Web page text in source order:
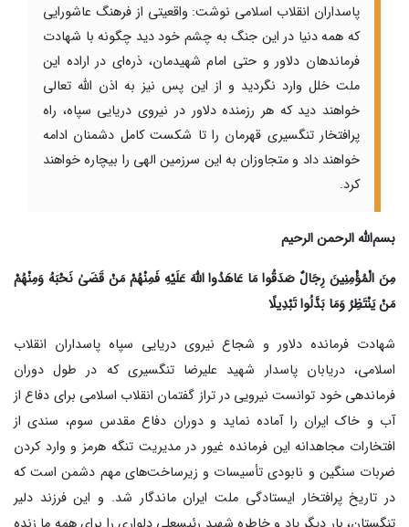
پاسداران انقلاب اسلامی نوشت: واقعیتی از فرهنگ عاشورایی
که همه دنیا در این جنگ به چشم خود دید چگونه با شهادت
فرماندهان دلاور و حتی امام شهیدمان، ذره‌ای در اراده این
ملت خلل وارد نگردید و از این پس نیز به اذن الله تعالی
خواهند دید که هر رزمنده دلاور در نیروی دریایی سپاه، راه
پرافتخار تنگسیری قهرمان را تا شکست کامل دشمنان ادامه
خواهند داد و متجاوزان به این سرزمین الهی را بیچاره خواهند
کرد.
بسم‌الله الرحمن الرحیم
مِنَ الْمُؤْمِنِینَ رِجَالٌ صَدَقُوا مَا عَاهَدُوا اللَّهَ عَلَیْهِ فَمِنْهُمْ مَنْ قَضَىٰ نَحْبَهُ وَمِنْهُمْ
مَنْ یَنْتَظِرُ وَمَا بَدَّلُوا تَبْدِیلًا
شهادت فرمانده دلاور و شجاع نیروی دریایی سپاه پاسداران انقلاب
اسلامی، دریابان پاسدار شهید علیرضا تنگسیری که در طول دوران
فرماندهی خود توانست نیرویی در تراز گفتمان انقلاب اسلامی برای دفاع از
آب و خاک ایران را آماده نماید و دوران دفاع مقدس سوم، سندی از
افتخارات مجاهدانه این فرمانده غیور در مدیریت تنگه هرمز و وارد کردن
ضربات سنگین و نابودی تأسیسات و زیرساخت‌های مهم دشمن است که
در تاریخ پرافتخار ایستادگی ملت ایران ماندگار شد. و این فرزند دلیر